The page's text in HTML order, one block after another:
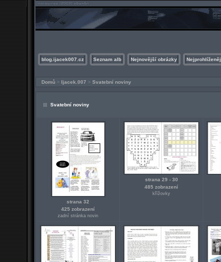
blog.ijacek007.cz Seznam alb Nejnovější obrázky
Domů > Ijacek.007 > Svatební noviny
Svatební noviny
strana 32
425 zobrazení
zadní stránka novin
strana 29 - 30
485 zobrazení
křížovky